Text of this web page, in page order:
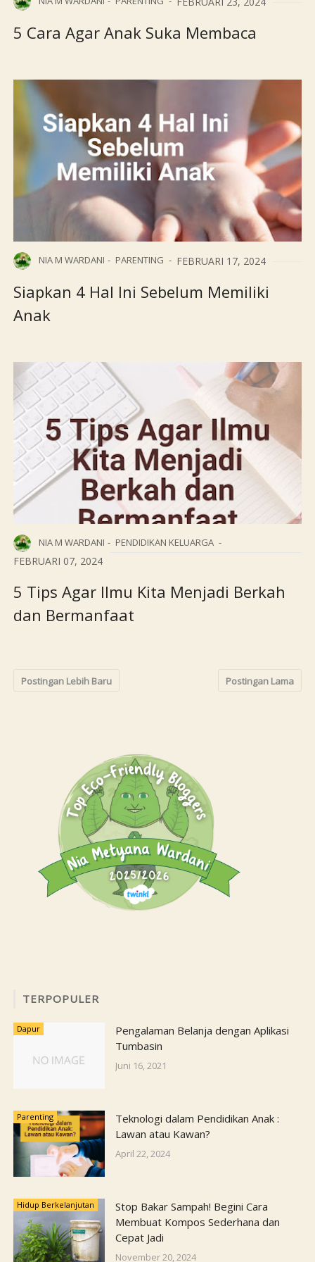
5 Cara Agar Anak Suka Membaca
NIA M WARDANI PARENTING FEBRUARI 17, 2024
Siapkan 4 Hal Ini Sebelum Memiliki
Anak
NIA M WARDANI PENDIDIKAN KELUARGA
FEBRUARI 07, 2024
5 Tips Agar Ilmu Kita Menjadi Berkah
dan Bermanfaat
Postingan Lebih Baru Postingan Lama
TERPOPULER
Dapur
Pengalaman Belanja dengan Aplikasi
Tumbasin
Juni 16, 2021
Parenting
Teknologi dalam Pendidikan Anak :
Lawan atau Kawan?
April 22, 2024
Hidup Berkelanjutan
Stop Bakar Sampah! Begini Cara
Membuat Kompos Sederhana dan
Cepat Jadi
November 20, 2024